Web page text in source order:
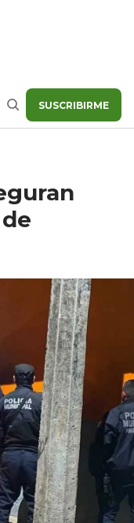
Buscar SUSCRIBIRME